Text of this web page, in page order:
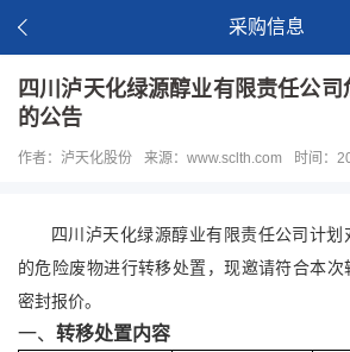
采购信息
四川泸天化绿源醇业有限责任公
的公告
作者：泸天化股份 来源：www.sclth.com 时间：
四川泸天化绿源醇业有限责任公司 计划
的危险废物进行转移处置，现邀请符合本次
密封报价。
一、 转移处置内容